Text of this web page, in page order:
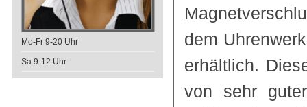
dem
erhältlich.
von sehr
Mo-Fr 9-20 Uhr
Sa 9-12 Uhr